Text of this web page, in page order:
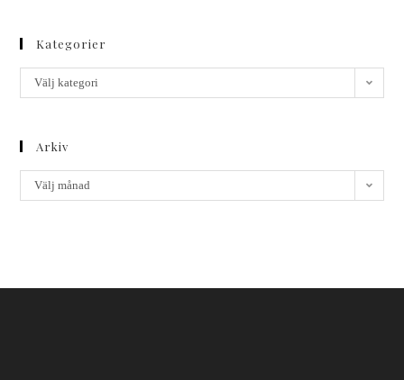
Kategorier
Välj kategori
Arkiv
Välj månad